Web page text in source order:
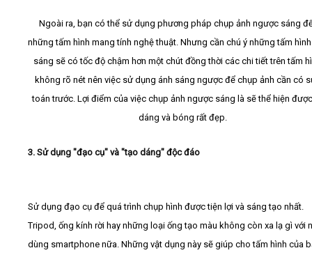
Ngoài ra, bạn có thể sử dụng phương pháp chụp ảnh ngược sáng
những tấm hình mang tính nghệ thuật. Nhưng cần chú ý những tấm
sáng sẽ có tốc độ chậm hơn một chút đồng thời các chi tiết trên tấm
không rõ nét nên việc sử dụng ánh sáng ngược để chụp ảnh cần có
toán trước. Lợi điểm của việc chụp ảnh ngược sáng là sẽ thể hiện
dáng và bóng rất đẹp.
3. Sử dụng "đạo cụ" và "tạo dáng" độc đáo
Sử dụng đạo cụ để quá trình chụp hình được tiện lợi và sáng tạo nhất.
Tripod, ống kính rời hay những loại ống tạo màu không còn xa lạ gì với
dùng smartphone nữa. Những vật dụng này sẽ giúp cho tấm hình của